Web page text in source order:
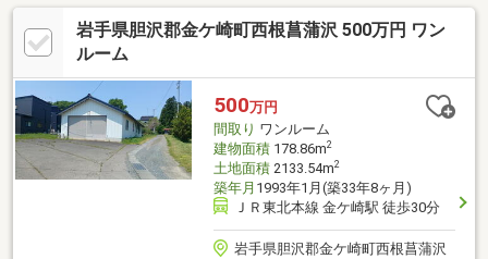
ムキッチン交換、ユニットバス交換、トイレ交換、洗面化粧台交
換●内装室内ドア（一部）交換、床材上張り、シューズボックス
交換、クロス張替え●その他設備インターホン設置、火災警報器
住宅ローン減税が適用されます。・雨漏り、構造上主要な部分の
欠陥や・腐食、給排水管
岩手県胆沢郡金ケ崎町西根菖蒲沢 500万円 ワン
ルーム
500万円
間取り ワンルーム
建物面積178.86m2
土地面積2133.54m2
築年月 1993年1月(築33年8ヶ月)
ＪＲ東北本線 金ケ崎駅 徒歩30分
岩手県胆沢郡金ケ崎町西根菖蒲沢